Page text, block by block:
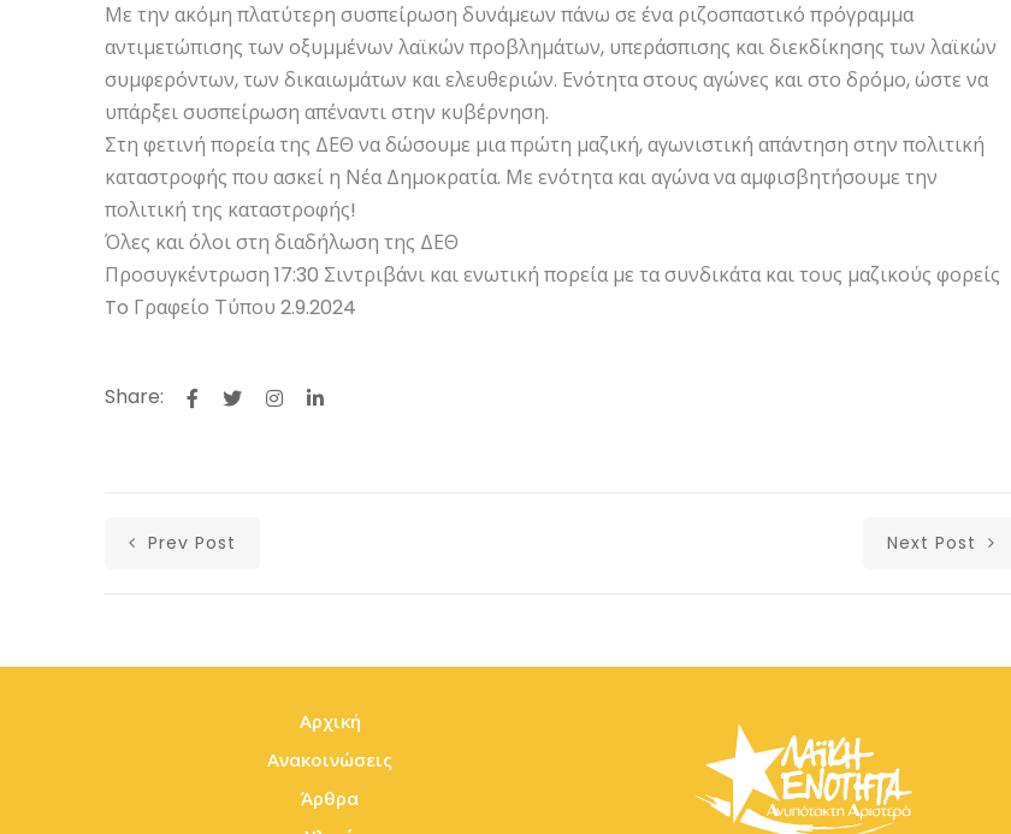
Με την ακόμη πλατύτερη συσπείρωση δυνάμεων πάνω σε ένα ριζοσπαστικό πρόγραμμα
αντιμετώπισης των οξυμμένων λαϊκών προβλημάτων, υπεράσπισης και διεκδίκησης των λαϊκών
συμφερόντων, των δικαιωμάτων και ελευθεριών. Ενότητα στους αγώνες και στο δρόμο, ώστε να
υπάρξει συσπείρωση απέναντι στην κυβέρνηση.
Στη φετινή πορεία της ΔΕΘ να δώσουμε μια πρώτη μαζική, αγωνιστική απάντηση στην πολιτική
καταστροφής που ασκεί η Νέα Δημοκρατία. Με ενότητα και αγώνα να αμφισβητήσουμε την
πολιτική της καταστροφής!
Όλες και όλοι στη διαδήλωση της ΔΕΘ
Προσυγκέντρωση 17:30 Σιντριβάνι και ενωτική πορεία με τα συνδικάτα και τους μαζικούς φορείς
To Γραφείο Τύπου 2.9.2024
Share:
Prev Post Next Post
Αρχική
Ανακοινώσεις
Άρθρα